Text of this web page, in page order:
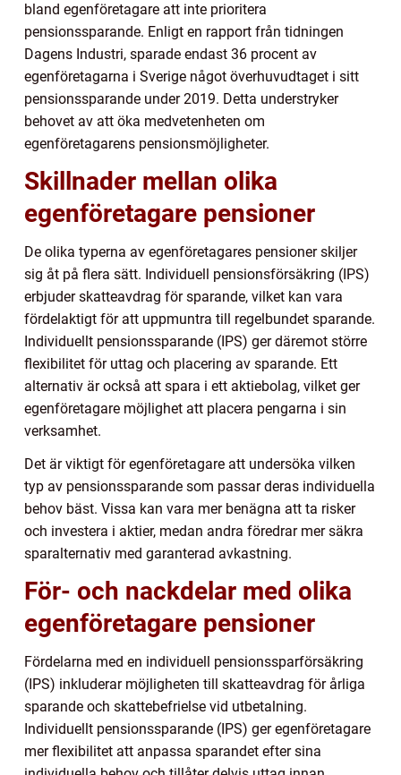
bland egenföretagare att inte prioritera
pensionssparande. Enligt en rapport från tidningen
Dagens Industri, sparade endast 36 procent av
egenföretagarna i Sverige något överhuvudtaget i sitt
pensionssparande under 2019. Detta understryker
behovet av att öka medvetenheten om
egenföretagarens pensionsmöjligheter.
Skillnader mellan olika
egenföretagare pensioner
De olika typerna av egenföretagares pensioner skiljer
sig åt på flera sätt. Individuell pensionsförsäkring (IPS)
erbjuder skatteavdrag för sparande, vilket kan vara
fördelaktigt för att uppmuntra till regelbundet sparande.
Individuellt pensionssparande (IPS) ger däremot större
flexibilitet för uttag och placering av sparande. Ett
alternativ är också att spara i ett aktiebolag, vilket ger
egenföretagare möjlighet att placera pengarna i sin
verksamhet.
Det är viktigt för egenföretagare att undersöka vilken
typ av pensionssparande som passar deras individuella
behov bäst. Vissa kan vara mer benägna att ta risker
och investera i aktier, medan andra föredrar mer säkra
sparalternativ med garanterad avkastning.
För- och nackdelar med olika
egenföretagare pensioner
Fördelarna med en individuell pensionssparförsäkring
(IPS) inkluderar möjligheten till skatteavdrag för årliga
sparande och skattebefrielse vid utbetalning.
Individuellt pensionssparande (IPS) ger egenföretagare
mer flexibilitet att anpassa sparandet efter sina